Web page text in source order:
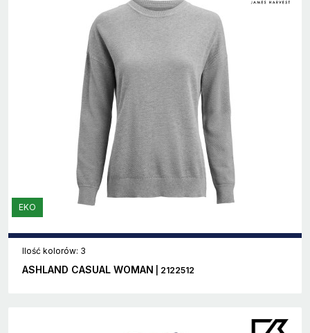
EKO
Ilość kolorów: 3
ASHLAND CASUAL WOMAN | 2122512